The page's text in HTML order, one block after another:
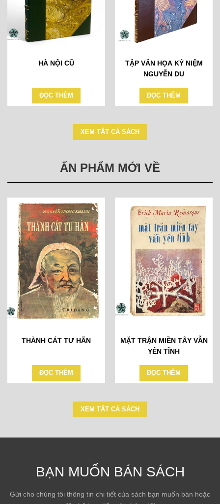
HÀ NỘI CŨ
ĐỌC THÊM
TẬP VĂN HỌA KỶ NIỆM
NGUYỄN DU
ĐỌC THÊM
XEM TẤT CẢ SÁCH
ẤN PHẨM MỚI VỀ
THÀNH CÁT TƯ HÃN
ĐỌC THÊM
MẶT TRẬN MIỀN TÂY VẪN
YÊN TĨNH
ĐỌC THÊM
XEM TẤT CẢ SÁCH
BẠN MUỐN BÁN SÁCH
Gửi cho chúng tôi thông tin chi tiết của sách bạn muốn bán hoặc